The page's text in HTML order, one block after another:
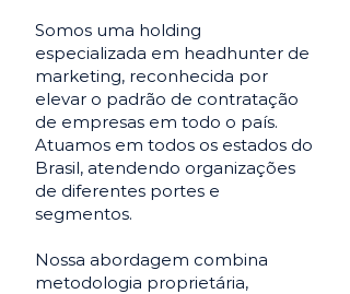
Somos uma holding
especializada em headhunter de
marketing, reconhecida por
elevar o padrão de contratação
de empresas em todo o país.
Atuamos em todos os estados do
Brasil, atendendo organizações
de diferentes portes e
segmentos.
Nossa abordagem combina
metodologia proprietária,